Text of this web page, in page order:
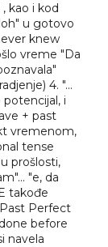
kao i kod
u gotovo
knew
vreme "Da
4. "...
i
+ past
vremenom,
tense
prošlosti,
"e, da
takođe
Perfect
before
navela